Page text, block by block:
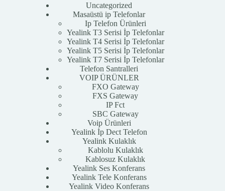
Uncategorized
Masaüstü ip Telefonlar
Ip Telefon Ürünleri
Yealink T3 Serisi İp Telefonlar
Yealink T4 Serisi İp Telefonlar
Yealink T5 Serisi İp Telefonlar
Yealink T7 Serisi İp Telefonlar
Telefon Santralleri
VOIP ÜRÜNLER
FXO Gateway
FXS Gateway
IP Fct
SBC Gateway
Voip Ürünleri
Yealink İp Dect Telefon
Yealink Kulaklık
Kablolu Kulaklık
Kablosuz Kulaklık
Yealink Ses Konferans
Yealink Tele Konferans
Yealink Video Konferans